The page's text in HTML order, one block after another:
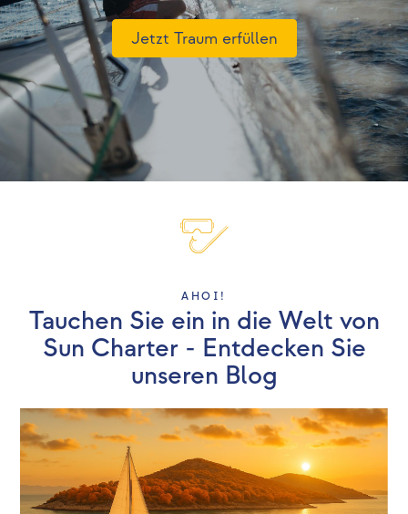
Jetzt Traum erfüllen
AHOI!
Tauchen Sie ein in die Welt von
Sun Charter - Entdecken Sie
unseren Blog